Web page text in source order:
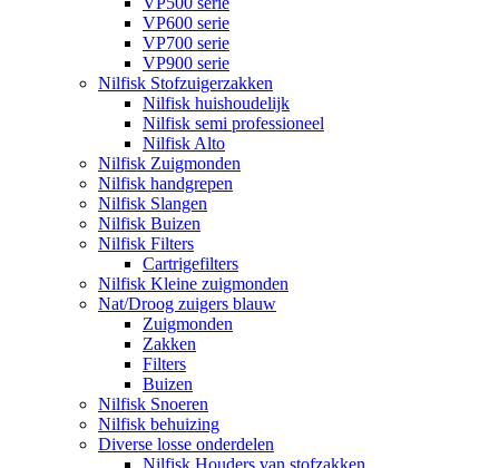
VP600 serie
VP700 serie
VP900 serie
Nilfisk Stofzuigerzakken
Nilfisk huishoudelijk
Nilfisk semi professioneel
Nilfisk Alto
Nilfisk Zuigmonden
Nilfisk handgrepen
Nilfisk Slangen
Nilfisk Buizen
Nilfisk Filters
​Cartrigefilters
Nilfisk Kleine zuigmonden
Nat/Droog zuigers blauw
Zuigmonden
Zakken
Filters
Buizen
Nilfisk Snoeren
Nilfisk behuizing
Diverse losse onderdelen